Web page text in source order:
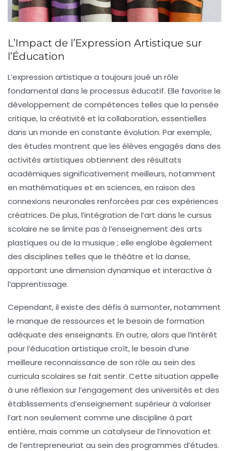
L’Impact de l’Expression Artistique sur
l’Éducation
L’expression artistique a toujours joué un rôle
fondamental dans le processus éducatif. Elle favorise le
développement de compétences telles que la pensée
critique, la créativité et la collaboration, essentielles
dans un monde en constante évolution. Par exemple,
des études montrent que les élèves engagés dans des
activités artistiques obtiennent des résultats
académiques significativement meilleurs, notamment
en mathématiques et en sciences, en raison des
connexions neuronales renforcées par ces expériences
créatrices. De plus, l’intégration de l’art dans le cursus
scolaire ne se limite pas à l’enseignement des arts
plastiques ou de la musique ; elle englobe également
des disciplines telles que le théâtre et la danse,
apportant une dimension dynamique et interactive à
l’apprentissage.
Cependant, il existe des défis à surmonter, notamment
le manque de ressources et le besoin de formation
adéquate des enseignants. En outre, alors que l’intérêt
pour l’éducation artistique croît, le besoin d’une
meilleure reconnaissance de son rôle au sein des
curricula scolaires se fait sentir. Cette situation appelle
à une réflexion sur l’engagement des universités et des
établissements d’enseignement supérieur à valoriser
l’art non seulement comme une discipline à part
entière, mais comme un catalyseur de l’innovation et
de l’entrepreneuriat au sein des programmes d’études.